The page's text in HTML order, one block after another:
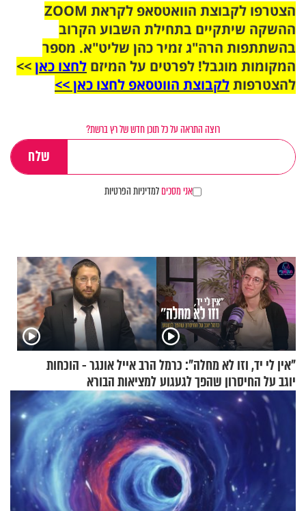
הצטרפו לקבוצת הוואטסאפ לקראת ZOOM
ההשקה שיתקיים בתחילת השבוע הקרוב
בהשתתפות הרה"ג זמיר כהן שליט"א. מספר
המקומות מוגבל! לפרטים על המיזם לחצו כאן>>
להצטרפותלקבוצת הווטסאפ לחצו כאן >>
רוצה התראה על כל תוכן חדש של רץ ברשת?
אני מסכיםלמדיניות הפרטיות
"אין לי יד, וזו לא מחלה": כרמל
יוגב על החיסרון שהפך לגעגוע
הרב אייל אונגר - הוכחות
למציאות הבורא